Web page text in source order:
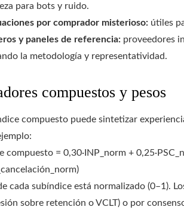
para bots y ruido.
por comprador misterioso: útiles
y paneles de referencia: proveedores
la metodología y representatividad.
compuestos y pesos
compuesto puede sintetizar
compuesto = 0,30·INP_norm +
cada subíndice está normalizado (0–1).
sobre retención o VCLT) o por